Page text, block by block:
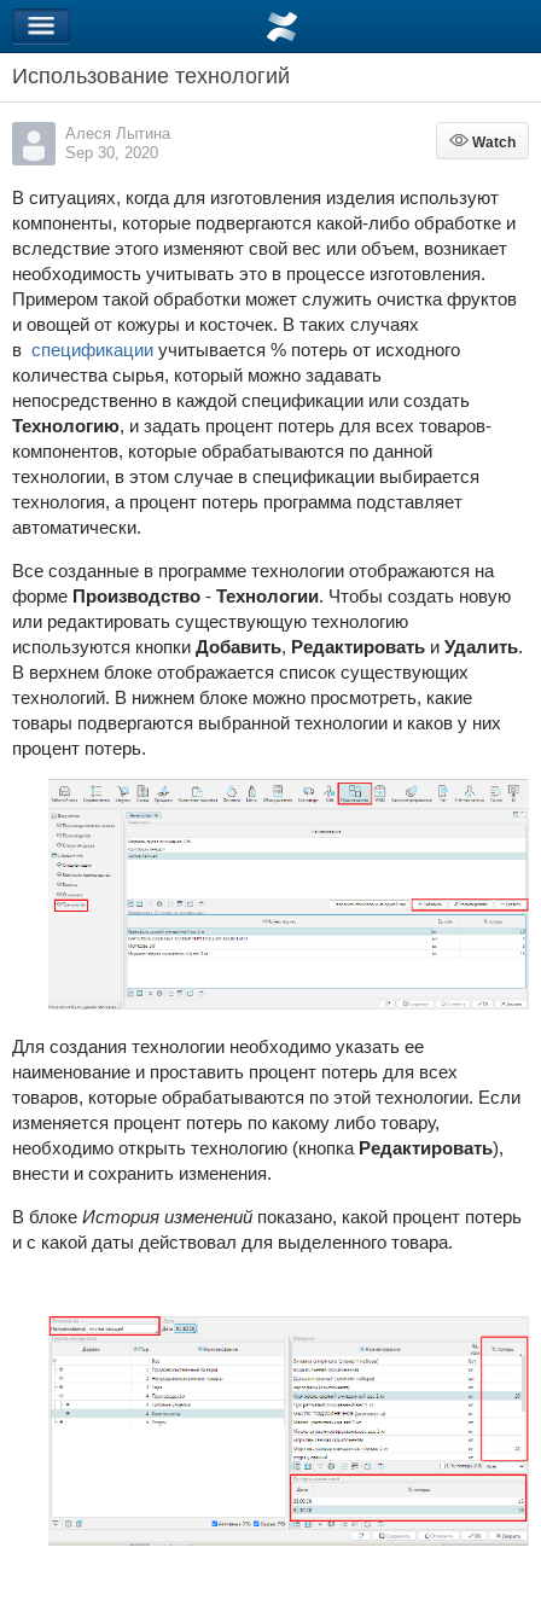
Использование технологий
Алеся Лытина
Sep 30, 2020
Watch
Watch
В ситуациях, когда для изготовления изделия используют
компоненты, которые подвергаются какой-либо обработке и
вследствие этого изменяют свой вес или объем, возникает
необходимость учитывать это в процессе изготовления.
Примером такой обработки может служить очистка фруктов
и овощей от кожуры и косточек. В таких случаях
в спецификации учитывается % потерь от исходного
количества сырья, который можно задавать
непосредственно в каждой спецификации или создать
Технологию, и задать процент потерь для всех товаров-
компонентов, которые обрабатываются по данной
технологии, в этом случае в спецификации выбирается
технология, а процент потерь программа подставляет
автоматически.
Все созданные в программе технологии отображаются на
форме Производство - Технологии. Чтобы создать новую
или редактировать существующую технологию
используются кнопки Добавить, Редактировать и Удалить.
В верхнем блоке отображается список существующих
технологий. В нижнем блоке можно просмотреть, какие
товары подвергаются выбранной технологии и каков у них
процент потерь.
Для создания технологии необходимо указать ее
наименование и проставить процент потерь для всех
товаров, которые обрабатываются по этой технологии. Если
изменяется процент потерь по какому либо товару,
необходимо открыть технологию (кнопка Редактировать),
внести и сохранить изменения.
В блоке История изменений показано, какой процент потерь
и с какой даты действовал для выделенного товара.